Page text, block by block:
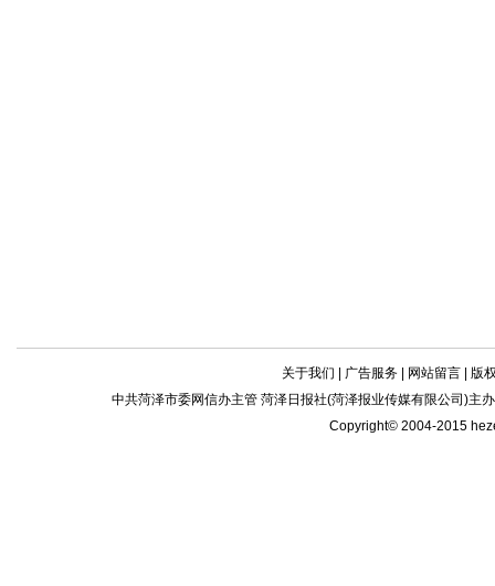
关于我们 广告服务| 网站留言| 版
中共菏泽市委网信办主管 菏泽日报社(菏泽报业传媒有限公司)主
Copyright© 2004-2015